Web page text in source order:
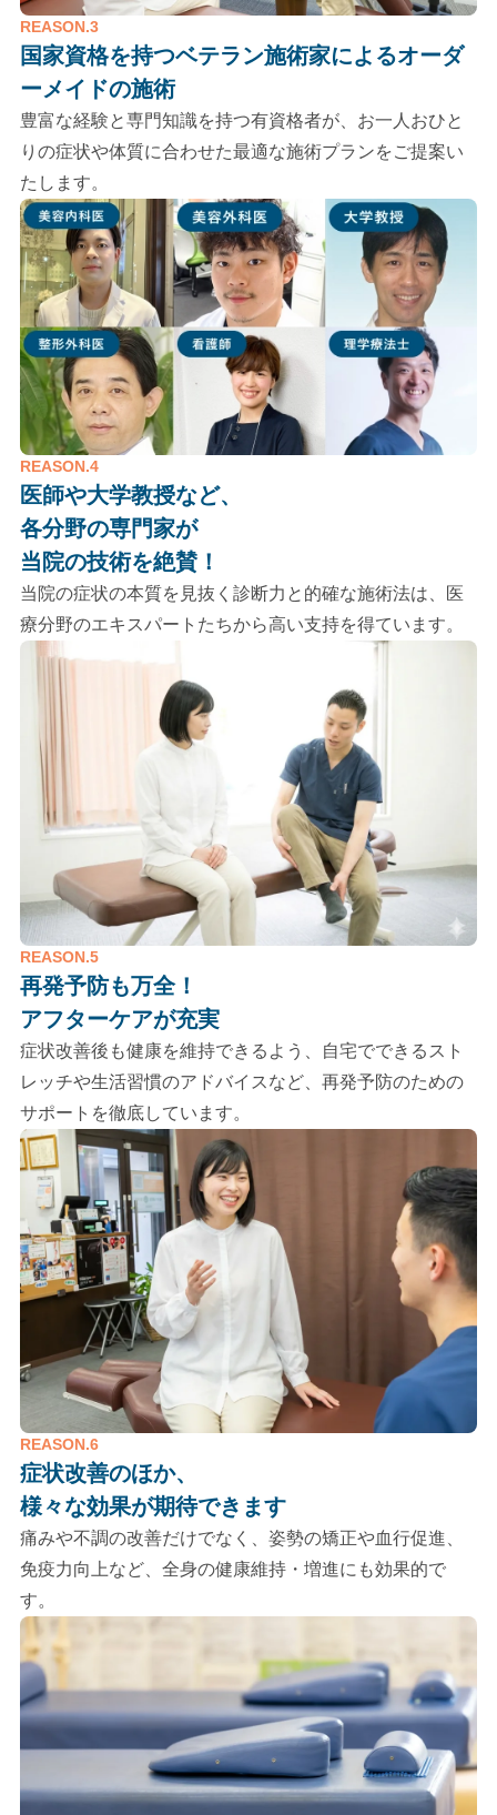
REASON.3
国家資格を持つベテラン施術家によるオーダ
ーメイドの施術
豊富な経験と専門知識を持つ有資格者が、お一人おひと
りの症状や体質に合わせた最適な施術プランをご提案い
たします。
REASON.4
医師や大学教授など、
各分野の専門家が
当院の技術を絶賛！
当院の症状の本質を見抜く診断力と的確な施術法は、医
療分野のエキスパートたちから高い支持を得ています。
REASON.5
再発予防も万全！
アフターケアが充実
症状改善後も健康を維持できるよう、自宅でできるスト
レッチや生活習慣のアドバイスなど、再発予防のための
サポートを徹底しています。
REASON.6
症状改善のほか、
様々な効果が期待できます
痛みや不調の改善だけでなく、姿勢の矯正や血行促進、
免疫力向上など、全身の健康維持・増進にも効果的で
す。